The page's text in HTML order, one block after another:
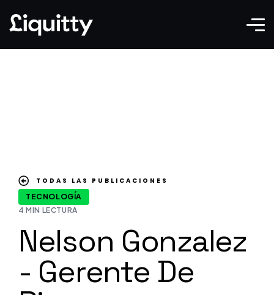
TODAS LAS PUBLICACIONES
TECNOLOGÍA
4 MIN LECTURA
Nelson Gonzalez
- Gerente De